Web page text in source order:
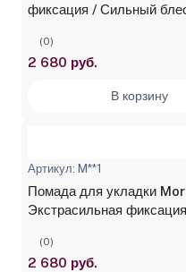
фиксация / Сильный
(0)
2 680 руб.
В корзину
Артикул: M**1
Помада для укладки
Экстрасильная
(0)
2 680 руб.